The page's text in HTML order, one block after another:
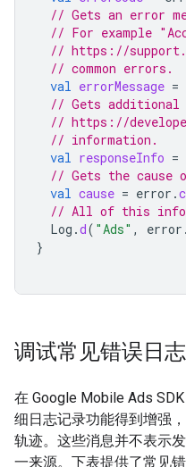
// Gets an error
// For example
// https://
// common errors.
val errorMessage =
// Gets additional
// https://
// information.
val responseInfo =
// Gets the
val cause = error .
// All of this
Log .d( "Ads" , error .
}
调试常见错误日
在 Google Mobile Ads
细日志记录功能得到增强
轨迹。这些消息并不表示
一来源。下表提供了常见